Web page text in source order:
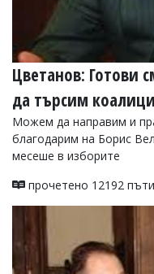
Цветанов: Готови
да търсим
Можем да направим и
благодарим на Борис
месеше в изборите
прочетено 12192 пъти